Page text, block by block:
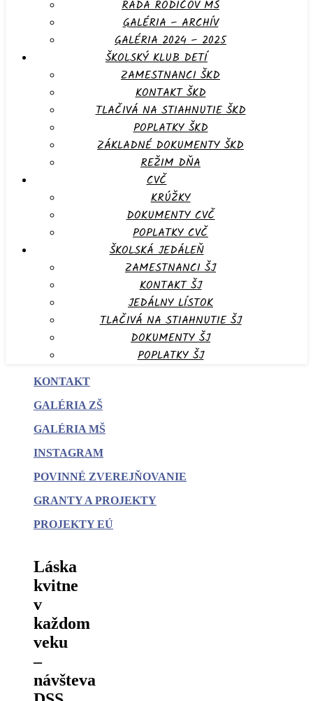
RADA RODIČOV MŠ
GALÉRIA – ARCHÍV
GALÉRIA 2024 – 2025
ŠKOLSKÝ KLUB DETÍ
ZAMESTNANCI ŠKD
KONTAKT ŠKD
TLAČIVÁ NA STIAHNUTIE ŠKD
POPLATKY ŠKD
ZÁKLADNÉ DOKUMENTY ŠKD
REŽIM DŇA
CVČ
KRÚŽKY
DOKUMENTY CVČ
POPLATKY CVČ
ŠKOLSKÁ JEDÁLEŇ
ZAMESTNANCI ŠJ
KONTAKT ŠJ
JEDÁLNY LÍSTOK
TLAČIVÁ NA STIAHNUTIE ŠJ
DOKUMENTY ŠJ
POPLATKY ŠJ
KONTAKT
GALÉRIA ZŠ
GALÉRIA MŠ
INSTAGRAM
POVINNÉ ZVEREJŇOVANIE
GRANTY A PROJEKTY
PROJEKTY EÚ
Láska
kvitne
v
každom
veku
–
návšteva